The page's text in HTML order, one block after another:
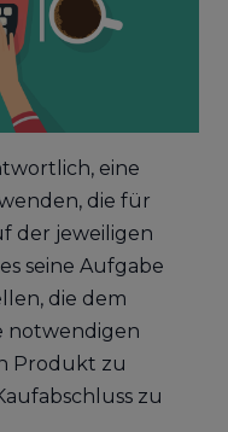
eine
die für
der jeweiligen
seine Aufgabe
die dem
notwendigen
Produkt zu
zu